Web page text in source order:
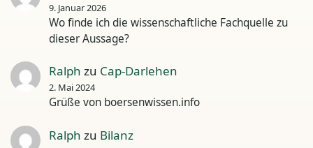
9. Januar 2026
Wo finde ich die wissenschaftliche Fachquelle zu
dieser Aussage?
Ralph zu Cap-Darlehen
2. Mai 2024
Grüße von boersenwissen.info
Ralph zu Bilanz